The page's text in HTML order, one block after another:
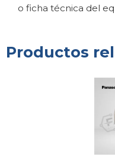
o ficha técnica del
Productos